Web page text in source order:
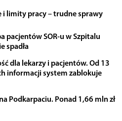
i limity pracy – trudne sprawy
pacjentów SOR-u w Szpitalu
spadła
dla lekarzy i pacjentów. Od 13
informacji system zablokuje
Podkarpaciu. Ponad 1,66 mln zł